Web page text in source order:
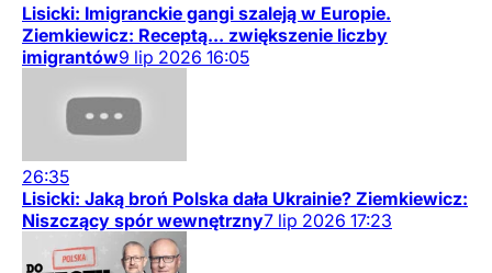
Lisicki: Imigranckie gangi szaleją w Europie.
Ziemkiewicz: Receptą... zwiększenie liczby
imigrantów9 lip 2026 16:05
26:35
Lisicki: Jaką broń Polska dała Ukrainie? Ziemkiewicz:
Niszczący spór wewnętrzny7 lip 2026 17:23